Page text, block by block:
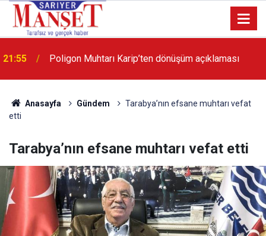
13:36 'Poligon'da İstanbul'a örnek proje gerçekleştirilecek'
Anasayfa Gündem
Tarabya’nın efsane muhtarı vefat
etti
Tarabya’nın efsane muhtarı vefat etti